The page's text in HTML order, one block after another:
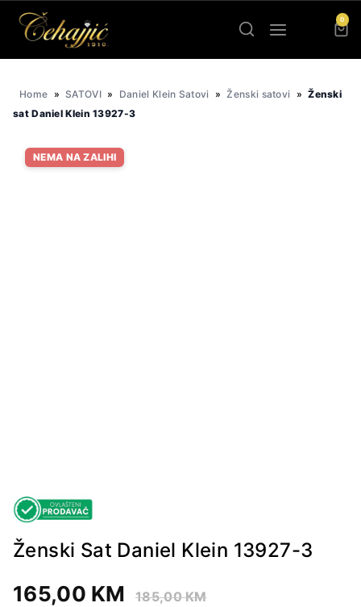
0
Home » SATOVI » Daniel Klein Satovi » Ženski satovi » Ženski
sat Daniel Klein 13927-3
NEMA NA ZALIHI
Ženski Sat Daniel Klein 13927-3
165,00 KM 185,00KM